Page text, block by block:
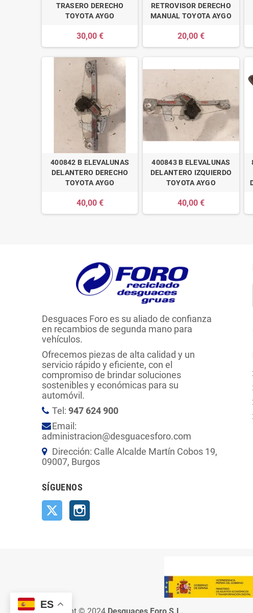
ES
TRASERO DERECHO
TOYOTA AYGO
30,00 €
RETROVISOR DERECHO
MANUAL TOYOTA AYGO
20,00 €
400842 B ELEVALUNAS
DELANTERO DERECHO
TOYOTA AYGO
40,00 €
400843 B ELEVALUNAS
DELANTERO IZQUIERDO
TOYOTA AYGO
40,00 €
Desguaces Foro es su aliado de confianza
en recambios de segunda mano para
vehículos.
Ofrecemos piezas de alta calidad y un
servicio rápido y eficiente, con el
compromiso de brindar soluciones
sostenibles y económicas para su
automóvil.
Tel: 947 624 900
Email:
administracion@desguacesforo.com
Dirección: Calle Alcalde Martín Cobos 19,
09007, Burgos
SÍGUENOS
Twitter